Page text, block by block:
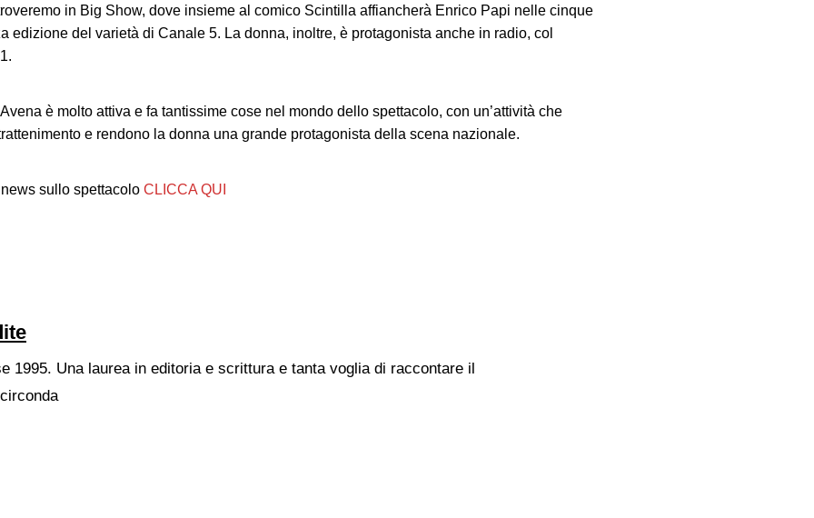
in Big Show, dove insieme al comico Scintilla affiancherà Enrico Papi nelle cinque
edizione del varietà di Canale 5. La donna, inoltre, è protagonista anche in radio, col
è molto attiva e fa tantissime cose nel mondo dello spettacolo, con un’attività che
e rendono la donna una grande protagonista della scena nazionale.
sullo spettacolo CLICCA QUI
1995. Una laurea in editoria e scrittura e tanta voglia di raccontare il